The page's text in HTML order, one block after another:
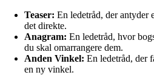
Teaser: En ledetråd, der antyder
det direkte.
Anagram: En ledetråd, hvor
du skal omarrangere dem.
Anden Vinkel: En ledetråd, der
en ny vinkel.